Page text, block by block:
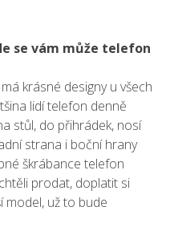
se vám může telefon
krásné designy u všech
lidí telefon denně
stůl, do přihrádek, nosí
strana i boční hrany
škrábance telefon
prodat, doplatit si
model, už to bude